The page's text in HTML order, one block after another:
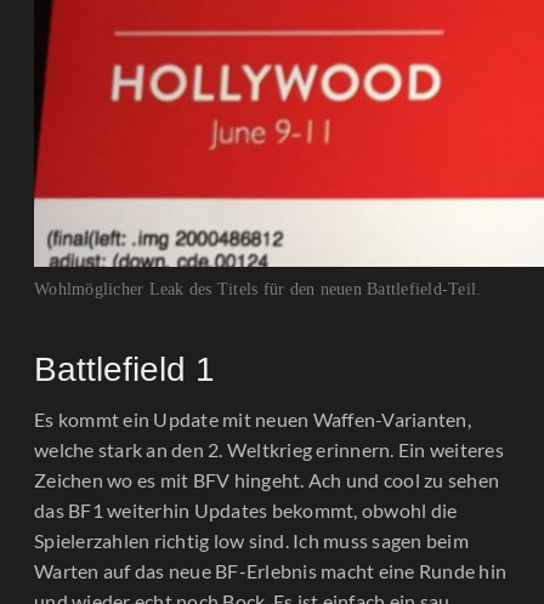
Wohlmöglicher Leak des Titels für den neuen Battlefield-Teil.
Battlefield 1
Es kommt ein Update mit neuen Waffen-Varianten,
welche stark an den 2. Weltkrieg erinnern. Ein weiteres
Zeichen wo es mit BFV hingeht. Ach und cool zu sehen
das BF1 weiterhin Updates bekommt, obwohl die
Spielerzahlen richtig low sind. Ich muss sagen beim
Warten auf das neue BF-Erlebnis macht eine Runde hin